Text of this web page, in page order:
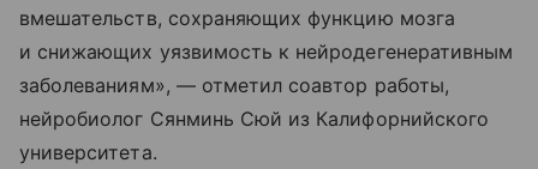
вмешательств, сохраняющих функцию мозга
и снижающих уязвимость к нейродегенеративным
заболеваниям», — отметил соавтор работы,
нейробиолог Сянминь Сюй из Калифорнийского
университета.